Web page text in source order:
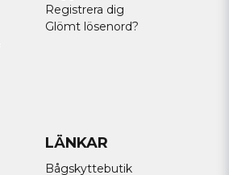
Registrera dig
Glömt lösenord?
LÄNKAR
Bågskyttebutik